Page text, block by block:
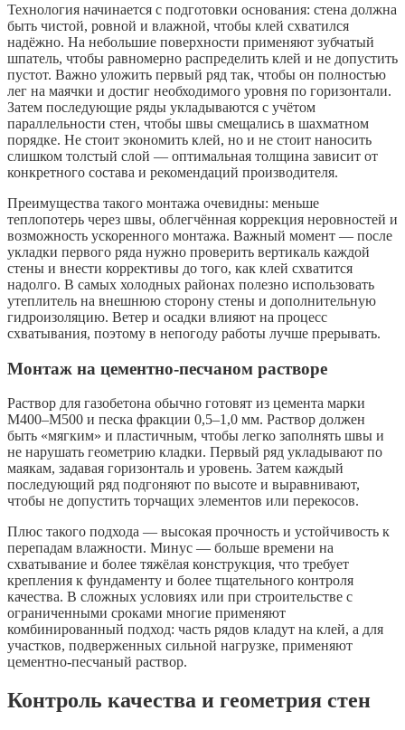
Технология начинается с подготовки основания: стена должна
быть чистой, ровной и влажной, чтобы клей схватился
надёжно. На небольшие поверхности применяют зубчатый
шпатель, чтобы равномерно распределить клей и не допустить
пустот. Важно уложить первый ряд так, чтобы он полностью
лег на маячки и достиг необходимого уровня по горизонтали.
Затем последующие ряды укладываются с учётом
параллельности стен, чтобы швы смещались в шахматном
порядке. Не стоит экономить клей, но и не стоит наносить
слишком толстый слой — оптимальная толщина зависит от
конкретного состава и рекомендаций производителя.
Преимущества такого монтажа очевидны: меньше
теплопотерь через швы, облегчённая коррекция неровностей и
возможность ускоренного монтажа. Важный момент — после
укладки первого ряда нужно проверить вертикаль каждой
стены и внести коррективы до того, как клей схватится
надолго. В самых холодных районах полезно использовать
утеплитель на внешнюю сторону стены и дополнительную
гидроизоляцию. Ветер и осадки влияют на процесс
схватывания, поэтому в непогоду работы лучше прерывать.
Монтаж на цементно-песчаном растворе
Раствор для газобетона обычно готовят из цемента марки
M400–M500 и песка фракции 0,5–1,0 мм. Раствор должен
быть «мягким» и пластичным, чтобы легко заполнять швы и
не нарушать геометрию кладки. Первый ряд укладывают по
маякам, задавая горизонталь и уровень. Затем каждый
последующий ряд подгоняют по высоте и выравнивают,
чтобы не допустить торчащих элементов или перекосов.
Плюс такого подхода — высокая прочность и устойчивость к
перепадам влажности. Минус — больше времени на
схватывание и более тяжёлая конструкция, что требует
крепления к фундаменту и более тщательного контроля
качества. В сложных условиях или при строительстве с
ограниченными сроками многие применяют
комбинированный подход: часть рядов кладут на клей, а для
участков, подверженных сильной нагрузке, применяют
цементно-песчаный раствор.
Контроль качества и геометрия стен